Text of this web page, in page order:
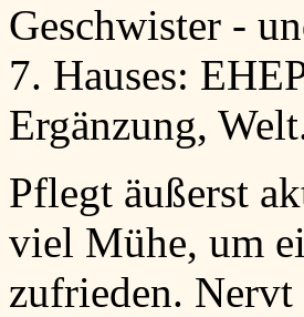
Geschwister -
7. Hauses:
Ergänzung,
Pflegt äußerst
viel Mühe, um
zufrieden.